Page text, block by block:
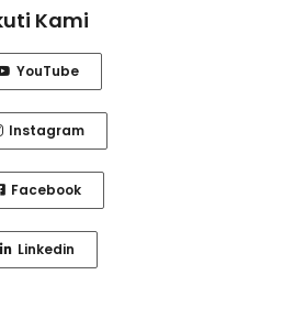
Kami
YouTube
Instagram
Facebook
Linkedin